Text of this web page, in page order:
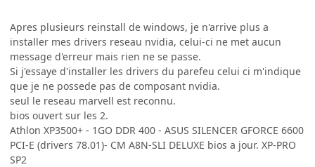
Apres plusieurs reinstall de windows, je n'arrive plus a
installer mes drivers reseau nvidia, celui-ci ne met aucun
message d'erreur mais rien ne se passe.
Si j'essaye d'installer les drivers du parefeu celui ci m'indique
que je ne possede pas de composant nvidia.
seul le reseau marvell est reconnu.
bios ouvert sur les 2.
Athlon XP3500+ - 1GO DDR 400 - ASUS SILENCER GFORCE 6600
PCI-E (drivers 78.01)- CM A8N-SLI DELUXE bios a jour. XP-PRO
SP2